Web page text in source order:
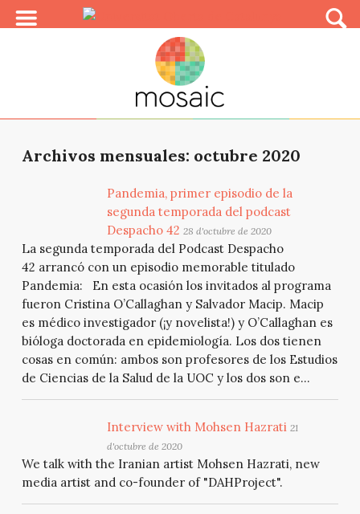
Archivos mensuales: octubre 2020
Pandemia, primer episodio de la
segunda temporada del podcast
Despacho 42 28 d'octubre de 2020
La segunda temporada del Podcast Despacho
42 arrancó con un episodio memorable titulado
Pandemia: En esta ocasión los invitados al programa
fueron Cristina O’Callaghan y Salvador Macip. Macip
es médico investigador (¡y novelista!) y O’Callaghan es
bióloga doctorada en epidemiología. Los dos tienen
cosas en común: ambos son profesores de los Estudios
de Ciencias de la Salud de la UOC y los dos son e...
Interview with Mohsen Hazrati 21
d'octubre de 2020
We talk with the Iranian artist Mohsen Hazrati, new
media artist and co-founder of "DAHProject".